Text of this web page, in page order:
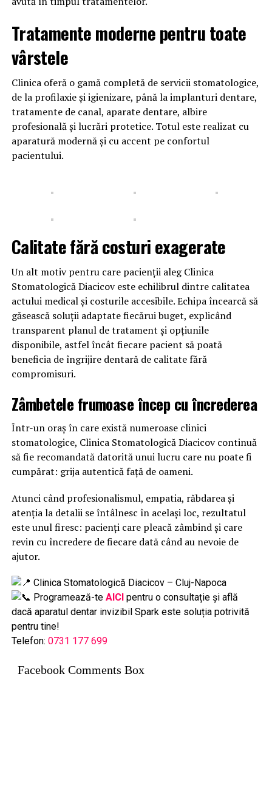
Tratamente moderne pentru toate
vârstele
Clinica oferă o gamă completă de servicii stomatologice,
de la profilaxie și igienizare, până la implanturi dentare,
tratamente de canal, aparate dentare, albire
profesională și lucrări protetice. Totul este realizat cu
aparatură modernă și cu accent pe confortul
pacientului.
Calitate fără costuri exagerate
Un alt motiv pentru care pacienții aleg Clinica
Stomatologică Diacicov este echilibrul dintre calitatea
actului medical și costurile accesibile. Echipa încearcă să
găsească soluții adaptate fiecărui buget, explicând
transparent planul de tratament și opțiunile
disponibile, astfel încât fiecare pacient să poată
beneficia de îngrijire dentară de calitate fără
compromisuri.
Zâmbetele frumoase încep cu încrederea
Într-un oraș în care există numeroase clinici
stomatologice, Clinica Stomatologică Diacicov continuă
să fie recomandată datorită unui lucru care nu poate fi
cumpărat: grija autentică față de oameni.
Atunci când profesionalismul, empatia, răbdarea și
atenția la detalii se întâlnesc în același loc, rezultatul
este unul firesc: pacienți care pleacă zâmbind și care
revin cu încredere de fiecare dată când au nevoie de
ajutor.
Clinica Stomatologică Diacicov – Cluj-Napoca
Programează-te AICIpentru o consultație și află
dacă aparatul dentar invizibil Spark este soluția potrivită
pentru tine!
Telefon: 0731 177 699
Facebook Comments Box